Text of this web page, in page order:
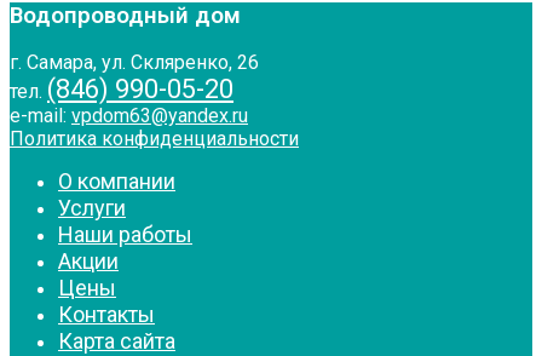
Водопроводный дом
г. Самара, ул. Скляренко, 26
тел. (846) 990-05-20
e-mail: vpdom63@yandex.ru
Политика конфиденциальности
О компании
Услуги
Наши работы
Акции
Цены
Контакты
Карта сайта